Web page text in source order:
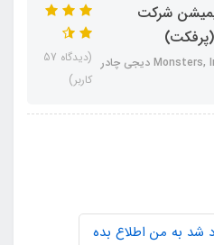
شرکت
(دیدگاه 57
کاربر)
شد به من اطلاع بده